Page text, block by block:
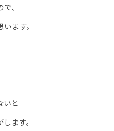
、
ます。
いと
ます。